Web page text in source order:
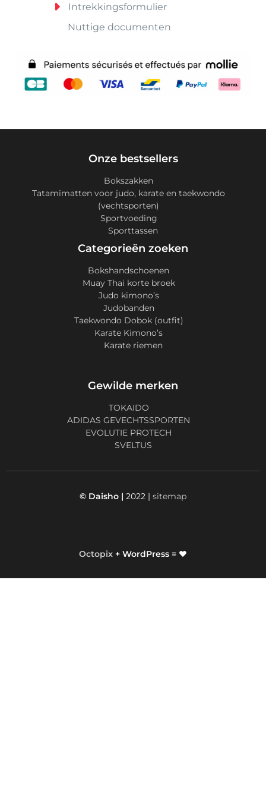
Intrekkingsformulier
Nuttige documenten
Onze bestsellers
Bokszakken
Tatamimatten voor judo, karate en taekwondo
(vechtsporten)
Sportvoeding
Sporttassen
Categorieën zoeken
Bokshandschoenen
Muay Thai korte broek
Judo kimono’s
Judobanden
Taekwondo Dobok (outfit)
Karate Kimono’s
Karate riemen
Gewilde merken
TOKAIDO
ADIDAS GEVECHTSSPORTEN
EVOLUTIE PROTECH
SVELTUS
© Daisho | 2022 | sitemap
Octopix + WordPress = ❤